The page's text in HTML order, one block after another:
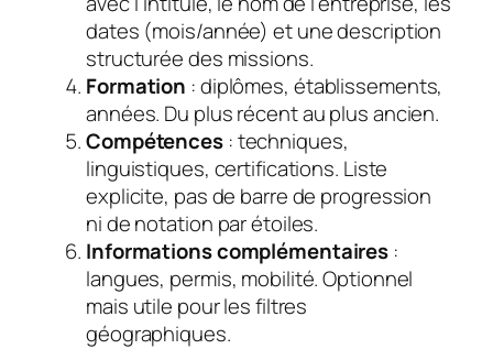
dates (mois/année) et une description
structurée des missions.
Formation : diplômes, établissements,
années. Du plus récent au plus ancien.
Compétences: techniques,
linguistiques, certifications. Liste
explicite, pas de barre de progression
ni de notation par étoiles.
Informations complémentaires :
langues, permis, mobilité. Optionnel
mais utile pour les filtres
géographiques.